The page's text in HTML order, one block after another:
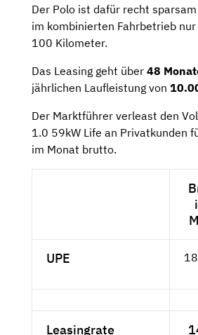
Der Polo ist dafür recht
im kombinierten Fahrbetrieb
100 Kilometer.
Das Leasing geht über 48
jährlichen Laufleistung von
Der Marktführer verleast den
1.0 59kW Life an Privatkunden
im Monat brutto.
UPE
Leasingrate